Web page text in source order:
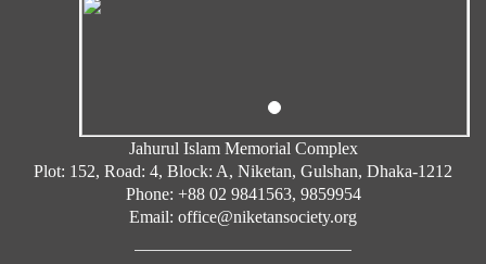
Jahurul Islam Memorial Complex
Plot: 152, Road: 4, Block: A, Niketan, Gulshan, Dhaka-1212
Phone: +88 02 9841563, 9859954
Email: office@niketansociety.org